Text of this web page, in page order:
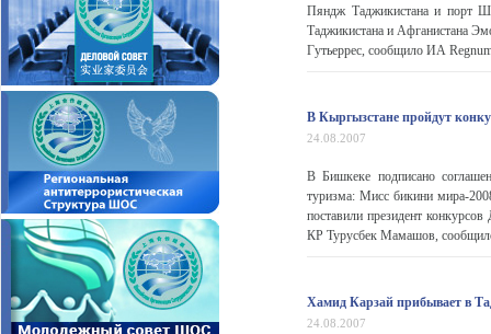
Пяндж Таджикистана и порт
Таджикистана и Афганистана
Гутьеррес, сообщило ИА
В Кыргызстане пройдут
24.08.2007
В Бишкеке подписано
туризма: Мисс бикини мира-
поставили президент
КР Турусбек Мамашов,
Хамид Карзай прибывает в
24.08.2007